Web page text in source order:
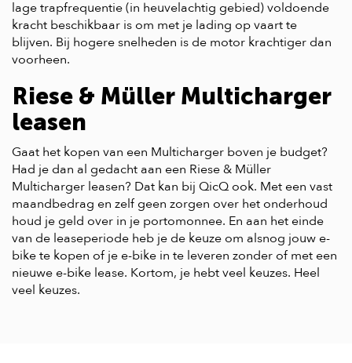
lage trapfrequentie (in heuvelachtig gebied) voldoende
kracht beschikbaar is om met je lading op vaart te
blijven. Bij hogere snelheden is de motor krachtiger dan
voorheen.
Riese & Müller Multicharger
leasen
Gaat het kopen van een Multicharger boven je budget?
Had je dan al gedacht aan een Riese & Müller
Multicharger leasen? Dat kan bij QicQ ook. Met een vast
maandbedrag en zelf geen zorgen over het onderhoud
houd je geld over in je portomonnee. En aan het einde
van de leaseperiode heb je de keuze om alsnog jouw e-
bike te kopen of je e-bike in te leveren zonder of met een
nieuwe e-bike lease. Kortom, je hebt veel keuzes. Heel
veel keuzes.